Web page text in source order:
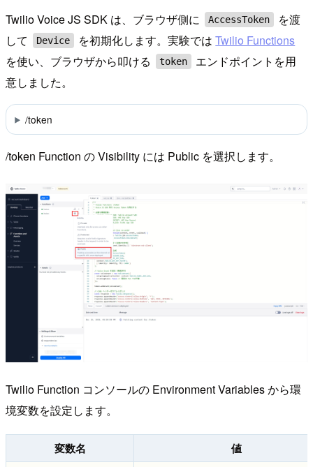
Twilio Voice JS SDK は、ブラウザ側に AccessToken
を渡
して
Device を初期化します。実験ではTwilio Functions
を使い、ブラウザから叩ける
token
エンドポイントを用
意しました。
/token
/token Function の Visibility には Public を選択します。
Twilio Function コンソールの Environment Variables から環
境変数を設定します。
変数名 値